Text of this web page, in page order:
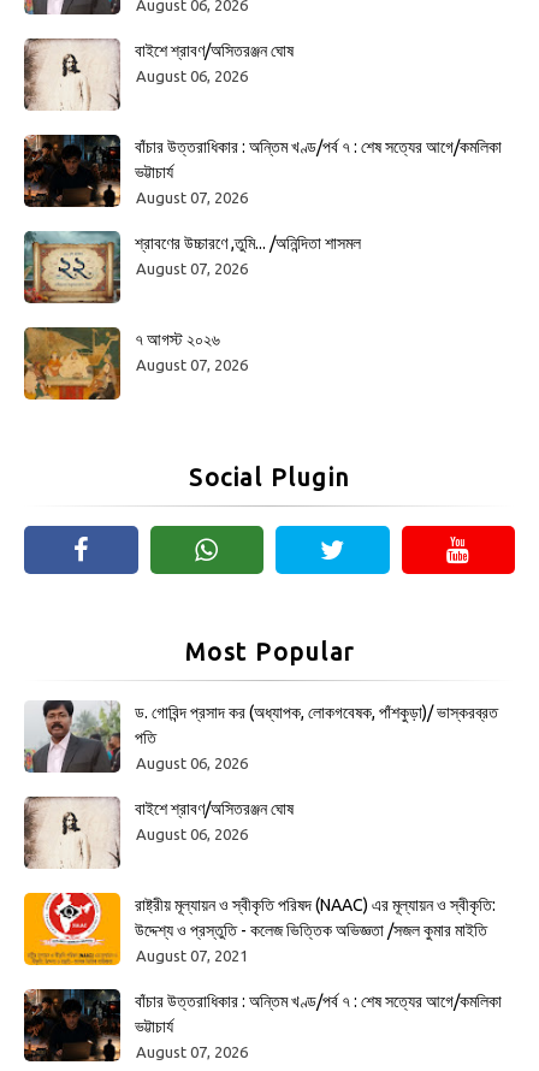
August 06, 2026
বাইশে শ্রাবণ/অসিতরঞ্জন ঘোষ
August 06, 2026
বাঁচার উত্তরাধিকার : অন্তিম খণ্ড/পর্ব ৭ : শেষ সত্যের আগে/কমলিকা
ভট্টাচার্য
August 07, 2026
শ্রাবণের উচ্চারণে ,তুমি... /অনিন্দিতা শাসমল
August 07, 2026
৭ আগস্ট ২০২৬
August 07, 2026
Social Plugin
Most Popular
ড. গোবিন্দ প্রসাদ কর (অধ্যাপক, লোকগবেষক, পাঁশকুড়া)/ ভাস্করব্রত
পতি
August 06, 2026
বাইশে শ্রাবণ/অসিতরঞ্জন ঘোষ
August 06, 2026
রাষ্ট্রীয় মূল্যায়ন ও স্বীকৃতি পরিষদ (NAAC) এর মূল্যায়ন ও স্বীকৃতি:
উদ্দেশ্য ও প্রস্তুতি - কলেজ ভিত্তিক অভিজ্ঞতা /সজল কুমার মাইতি
August 07, 2021
বাঁচার উত্তরাধিকার : অন্তিম খণ্ড/পর্ব ৭ : শেষ সত্যের আগে/কমলিকা
ভট্টাচার্য
August 07, 2026